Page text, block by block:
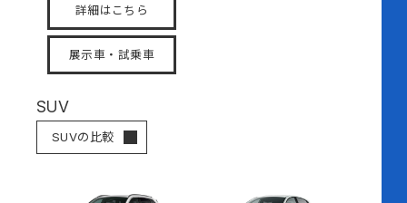
詳細はこちら
展示車・試乗車
SUV
SUVの比較